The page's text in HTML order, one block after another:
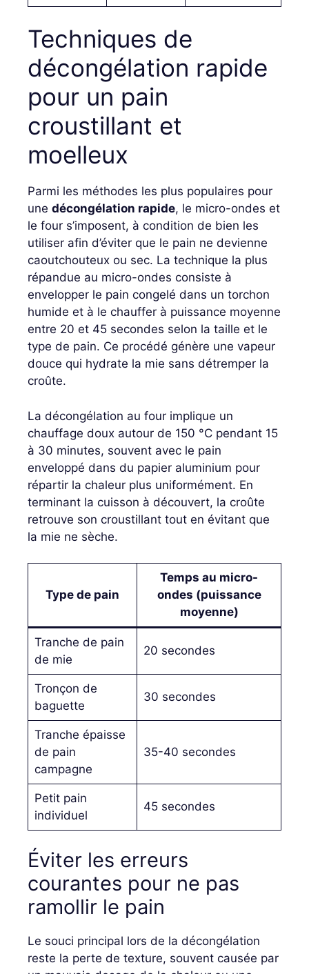
Techniques de
décongélation rapide
pour un pain
croustillant et
moelleux
Parmi les méthodes les plus populaires pour
une décongélation rapide, le micro-ondes et
le four s’imposent, à condition de bien les
utiliser afin d’éviter que le pain ne devienne
caoutchouteux ou sec. La technique la plus
répandue au micro-ondes consiste à
envelopper le pain congelé dans un torchon
humide et à le chauffer à puissance moyenne
entre 20 et 45 secondes selon la taille et le
type de pain. Ce procédé génère une vapeur
douce qui hydrate la mie sans détremper la
croûte.
La décongélation au four implique un
chauffage doux autour de 150 °C pendant 15
à 30 minutes, souvent avec le pain
enveloppé dans du papier aluminium pour
répartir la chaleur plus uniformément. En
terminant la cuisson à découvert, la croûte
retrouve son croustillant tout en évitant que
la mie ne sèche.
Type de pain
Temps au micro-
ondes (puissance
moyenne)
Tranche de pain
de mie
20 secondes
Tronçon de
baguette
30 secondes
Tranche épaisse
de pain
campagne
35-40 secondes
Petit pain
individuel
45 secondes
Éviter les erreurs
courantes pour ne pas
ramollir le pain
Le souci principal lors de la décongélation
reste la perte de texture, souvent causée par